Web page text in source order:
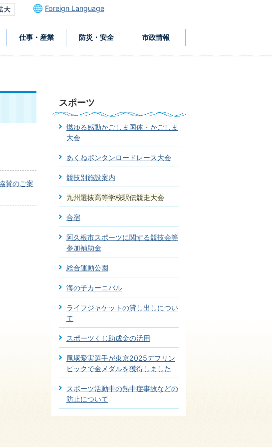
Foreign Language
仕事・産業 防災・安全 市政情報
賛のご案
スポーツ
燃ゆる感動かごしま国体・かごしま
大会
あくねボンタンロードレース大会
競技別施設案内
九州選抜高等学校駅伝競走大会
合宿
阿久根市スポーツに関する競技会等
参加補助金
総合運動公園
海の子カーニバル
ライフジャケットの貸し出しについ
て
スポーツくじ助成金の活用
尾塚愛実選手が東京2025デフリン
ピックで金メダルを獲得しました
スポーツ活動中の熱中症事故などの
防止について